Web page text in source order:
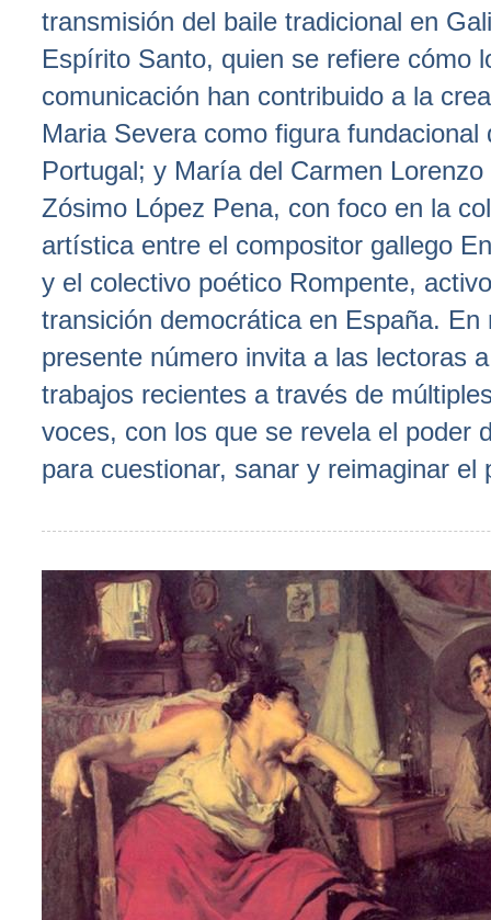
transmisión del baile tradicional en
Espírito Santo, quien se refiere cómo
comunicación han contribuido a la
Maria Severa como figura fundacional
Portugal; y María del Carmen
Zósimo López Pena, con foco en la
artística entre el compositor gallego
y el colectivo poético Rompente,
transición democrática en España. En
presente número invita a las lectoras
trabajos recientes a través de
voces, con los que se revela el poder
para cuestionar, sanar y reimaginar el